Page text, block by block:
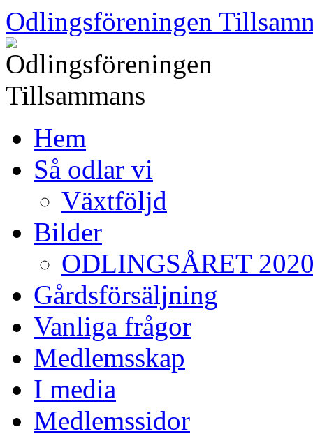
Skip
to
content
Odlingsföreningen
Hem
Så odlar vi
Växtföljd
Bilder
ODLINGSÅRET
Gårdsförsäljning
Vanliga frågor
Medlemsskap
I media
Medlemssidor